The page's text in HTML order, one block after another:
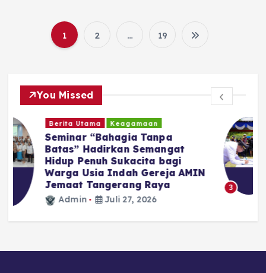
1 2 … 19
You Missed
3
Daerah Politik
Bupati Tapanuli Utara Lantik 23
Pejabat di Lingkungan
Pemerintah Kabupaten Tapanuli
Utara
Admin Juni 30, 2026